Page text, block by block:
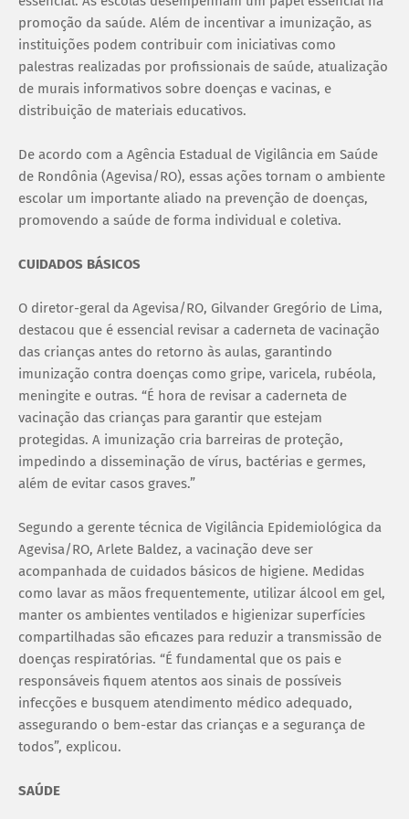
promoção da saúde. Além de incentivar a imunização, as
instituições podem contribuir com iniciativas como
palestras realizadas por profissionais de saúde, atualização
de murais informativos sobre doenças e vacinas, e
distribuição de materiais educativos.
De acordo com a Agência Estadual de Vigilância em Saúde
de Rondônia (Agevisa/RO), essas ações tornam o ambiente
escolar um importante aliado na prevenção de doenças,
promovendo a saúde de forma individual e coletiva.
CUIDADOS BÁSICOS
O diretor-geral da Agevisa/RO, Gilvander Gregório de Lima,
destacou que é essencial revisar a caderneta de vacinação
das crianças antes do retorno às aulas, garantindo
imunização contra doenças como gripe, varicela, rubéola,
meningite e outras. “É hora de revisar a caderneta de
vacinação das crianças para garantir que estejam
protegidas. A imunização cria barreiras de proteção,
impedindo a disseminação de vírus, bactérias e germes,
além de evitar casos graves.”
Segundo a gerente técnica de Vigilância Epidemiológica da
Agevisa/RO, Arlete Baldez, a vacinação deve ser
acompanhada de cuidados básicos de higiene. Medidas
como lavar as mãos frequentemente, utilizar álcool em gel,
manter os ambientes ventilados e higienizar superfícies
compartilhadas são eficazes para reduzir a transmissão de
doenças respiratórias. “É fundamental que os pais e
responsáveis fiquem atentos aos sinais de possíveis
infecções e busquem atendimento médico adequado,
assegurando o bem-estar das crianças e a segurança de
todos”, explicou.
SAÚDE